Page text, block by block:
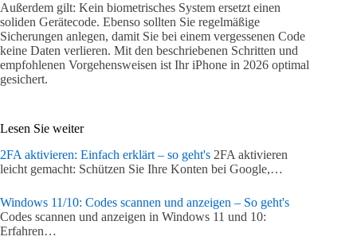
Außerdem gilt: Kein biometrisches System ersetzt einen
soliden Gerätecode. Ebenso sollten Sie regelmäßige
Sicherungen anlegen, damit Sie bei einem vergessenen Code
keine Daten verlieren. Mit den beschriebenen Schritten und
empfohlenen Vorgehensweisen ist Ihr iPhone in 2026 optimal
gesichert.
Lesen Sie weiter
2FA aktivieren: Einfach erklärt – so geht's 2FA aktivieren
leicht gemacht: Schützen Sie Ihre Konten bei Google,…
Windows 11/10: Codes scannen und anzeigen – So geht's
Codes scannen und anzeigen in Windows 11 und 10:
Erfahren…